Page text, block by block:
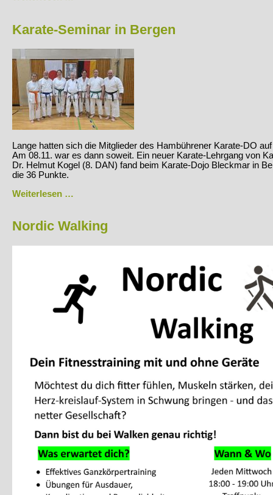
Karate-Seminar in Bergen
Lange hatten sich die Mitglieder des Hambührener Karate-DO
Am 08.11. war es dann soweit. Ein neuer Karate-Lehrgang von
Dr. Helmut Kogel (8. DAN) fand beim Karate-Dojo Bleckmar in
die 36 Punkte.
Weiterlesen …
Bergen
Nordic Walking